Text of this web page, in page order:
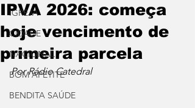
IGREJA
CIDADE
NACIONAL
BOM APETITE
BENDITA SAÚDE
IPVA 2026: começa
hoje vencimento de
primeira parcela
Por Rádio Catedral